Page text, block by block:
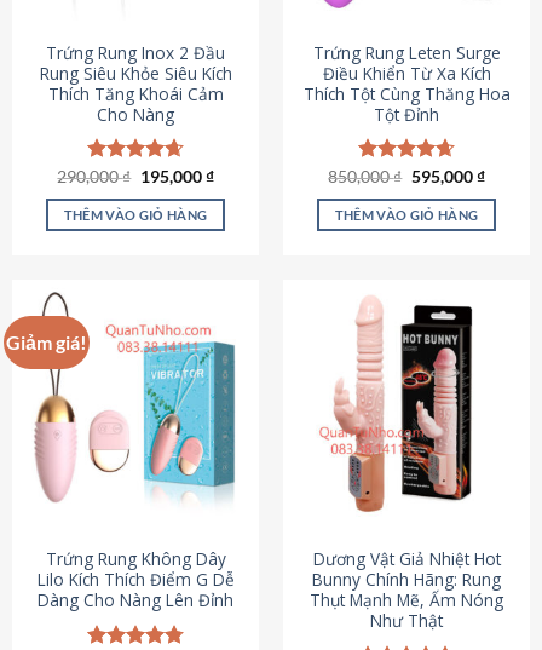
Trứng Rung Inox 2 Đầu
Rung Siêu Khỏe Siêu Kích
Thích Tăng Khoái Cảm
Cho Nàng
Được xếp
hạng4.64
5 sao
290,000₫ Giá
là:
290,000 ₫.
195,000₫Giá
tại
THÊM VÀO GIỎ HÀNG
Trứng Rung Leten Surge
Điều Khiển Từ Xa Kích
Thích Tột Cùng Thăng Hoa
Tột Đỉnh
Được xếp
hạng4.69
5 sao
850,000₫ Giá
là:
850,000 ₫.
595,000₫Giá
tại
THÊM VÀO GIỎ HÀNG
Giảm giá!
Trứng Rung Không Dây
Lilo Kích Thích Điểm G Dễ
Dàng Cho Nàng Lên Đỉnh
Dương Vật Giả Nhiệt Hot
Bunny Chính Hãng: Rung
Thụt Mạnh Mẽ, Ấm Nóng
Như Thật